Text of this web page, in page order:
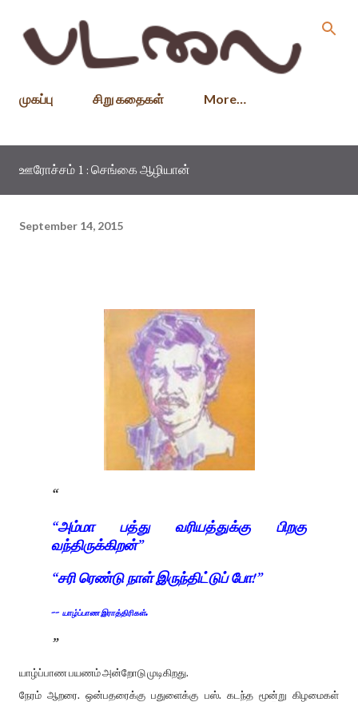
முகப்பு சிறு கதைகள் More…
ஊரோச்சம் 1 : செங்கை ஆழியான்
September 14, 2015
“அம்மா பத்து வரியத்துக்கு பிறகு
வந்திருக்கிறன்”
“சரி ரெண்டு நாள் இருந்திட்டுப் போ!”
-- யாழ்ப்பாண இராத்திரிகள்.
யாழ்ப்பாண பயணம் அன்றோடு முடிகிறது.
நேரம் ஆறரை. ஒன்பதரைக்கு பதுளைக்கு பஸ். கடந்த மூன்று கிழமைகள்